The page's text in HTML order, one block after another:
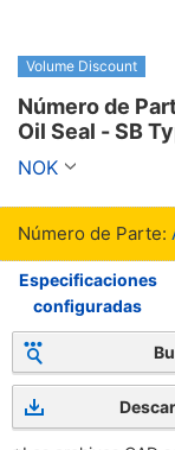
Volume Discount
Número de
Oil Seal - SB
NOK
Número de Parte:
Especificaciones
configuradas